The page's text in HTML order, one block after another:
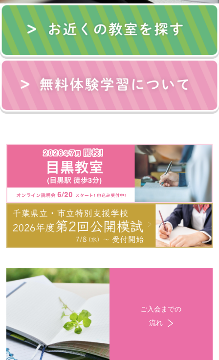
ご入会までの
流れ